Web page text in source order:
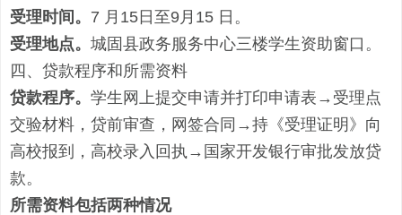
受理时间 。 7 月 15日至9月15 日。
受理地点。 城固县政务服务中心三楼学生资助窗口。
四、贷款程序和所需资料
贷款程序。 学生网上提交申请并打印申请表 →受理点
交验材料 ， 贷前审查 ， 网签合同 →持《受理证明 》向
高校报到
， 高校录入回执 → 国家开发银行审批发放贷
款。
所需资料包括两种情况